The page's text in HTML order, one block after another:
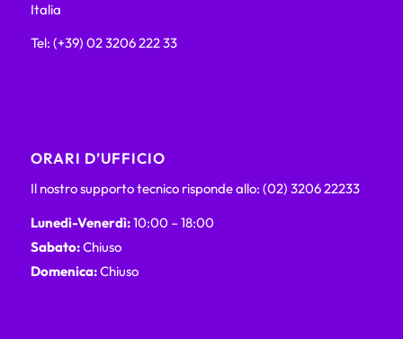
Italia
Tel: (+39) 02 3206 222 33
ORARI D’UFFICIO
Il nostro supporto tecnico risponde allo: (02) 3206 22233
Lunedì-Venerdì:10:00 – 18:00
Sabato:Chiuso
Domenica:Chiuso